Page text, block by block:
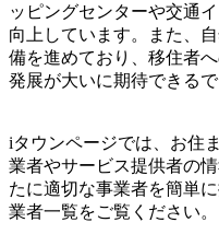
ッピングセンターや交通
向上しています。また、
備を進めており、移住者
発展が大いに期待できるで
iタウンページでは、お住
業者やサービス提供者の
たに適切な事業者を簡単
業者一覧をご覧ください。